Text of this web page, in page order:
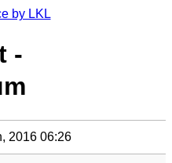
-
2016 06:26